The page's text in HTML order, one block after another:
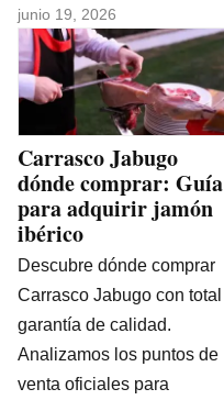
junio 19, 2026
Carrasco Jabugo
dónde comprar: Guía
para adquirir jamón
ibérico
Descubre dónde comprar
Carrasco Jabugo con total
garantía de calidad.
Analizamos los puntos de
venta oficiales para